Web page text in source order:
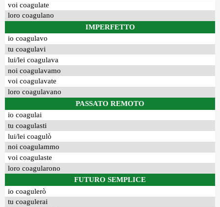
voi coagulate
loro coagulano
IMPERFETTO
io coagulavo
tu coagulavi
lui/lei coagulava
noi coagulavamo
voi coagulavate
loro coagulavano
PASSATO REMOTO
io coagulai
tu coagulasti
lui/lei coagulò
noi coagulammo
voi coagulaste
loro coagularono
FUTURO SEMPLICE
io coagulerò
tu coagulerai